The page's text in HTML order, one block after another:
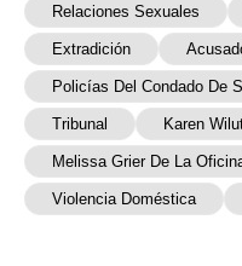
Relaciones Sexuales
Extradición
Policías Del Condado De
Tribunal Karen
Melissa Grier De La
Violencia Doméstica